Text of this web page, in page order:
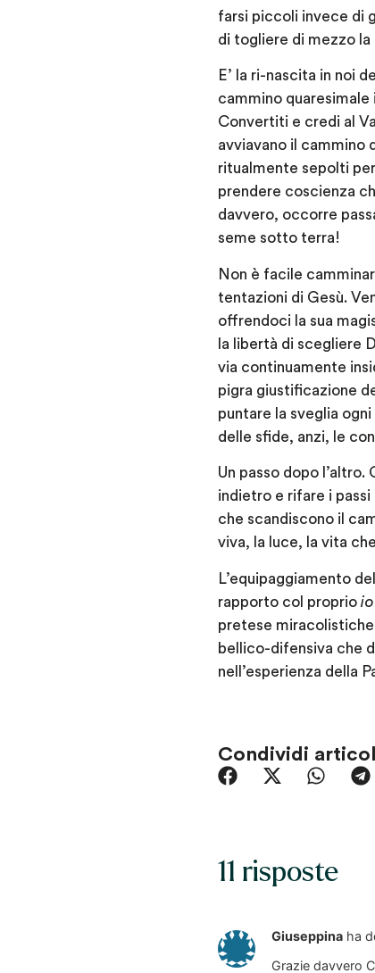
farsi piccoli invece di
di togliere di mezzo
E’ la ri-nascita in noi
cammino
Convertiti e credi al
avviavano il cammino
ritualmente sepolti
prendere coscienza
davvero, occorre
seme sotto terra!
Non è facile
tentazioni di Gesù.
offrendoci la sua
la libertà di scegliere
via continuamente
pigra giustificazione
puntare la sveglia
delle sfide, anzi, le
Un passo dopo
indietro e rifare i
che scandiscono il
viva, la luce, la vita
L’equipaggiamento
rapporto col proprio io
pretese
bellico-difensiva che
nell’esperienza della
Condividi
11 risposte
Giuseppina ha
Grazie davvero